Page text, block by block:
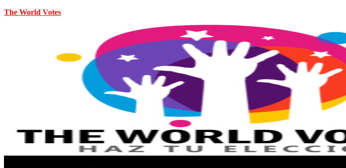
The World Votes